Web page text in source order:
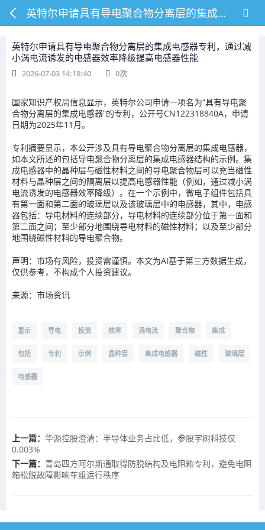
英特尔申请具有导电聚合物分离层的集成电感器专利，通过减小涡电流诱发的电感器效率降级提高电感器性能
英特尔申请具有导电聚合物分离层的集成电感器专利，通过减
小涡电流诱发的电感器效率降级提高电感器性能
2026-07-03 14:18:40 0次
国家知识产权局信息显示，英特尔公司申请一项名为“具有导电聚
合物分离层的集成电感器”的专利，公开号CN122318840A，申请
日期为2025年11月。
专利摘要显示，本公开涉及具有导电聚合物分离层的集成电感器，
如本文所述的包括导电聚合物分离层的集成电感器结构的示例。集
成电感器中的晶种层与磁性材料之间的导电聚合物层可以充当磁性
材料与晶种层之间的隔离层以提高电感器性能（例如，通过减小涡
电流诱发的电感器效率降级）。在一个示例中，微电子组件包括具
有第一面和第二面的玻璃层以及该玻璃层中的电感器，其中，电感
器包括：导电材料的连续部分，导电材料的连续部分位于第一面和
第二面之间；至少部分地围绕导电材料的磁性材料；以及至少部分
地围绕磁性材料的导电聚合物。
声明：市场有风险，投资需谨慎。本文为AI基于第三方数据生成，
仅供参考，不构成个人投资建议。
来源：市场资讯
显示 导电 投资 效率 涡电流 聚合物 集成
包括 专利 示例 晶种层 集成电感器 磁性 玻璃层
电感器
上一篇： 华源控股澄清：半导体业务占比低，参股宇树科技仅
0.003%
下一篇： 青岛四方阿尔斯通取得防脱结构及电阻箱专利，避免电阻
箱松脱故障影响车组运行秩序